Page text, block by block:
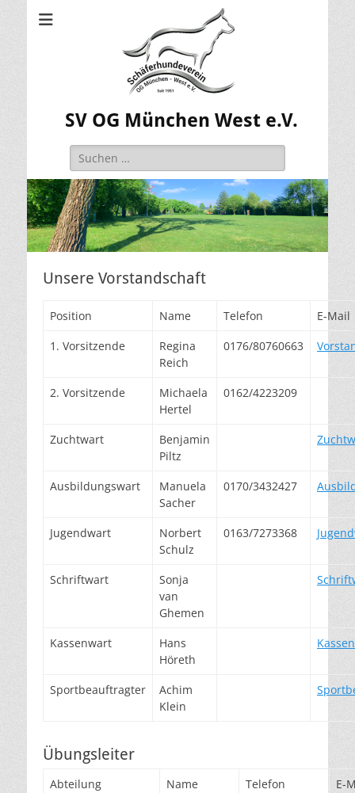
SV OG München West e.V.
Suchen
nach:
Unsere Vorstandschaft
Position Name Telefon
E-Mail
1. Vorsitzende
Regina
Reich
0176/80760663
2. Vorsitzende
Michaela
Hertel
0162/4223209
Zuchtwart
Benjamin
Piltz
Ausbildungswart
Manuela
Sacher
0170/3432427
Jugendwart
Norbert
Schulz
0163/7273368
Schriftwart
Sonja
van
Ghemen
Kassenwart
Hans
Höreth
Sportbeauftragter
Achim
Klein
Übungsleiter
Abteilung Name Telefon
E-